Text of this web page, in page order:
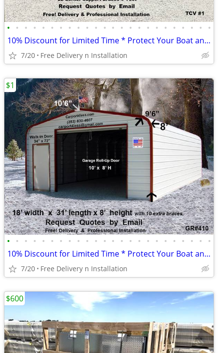
• • • • • • • • • • • • • • • • • • • • • • • •
10% Discount for Limited Time * Protect Your Boat and RV *
7/20 Free Delivery n Installation
• • • • • • • • • • • • • • • • • • • • • • • •
10% Discount for Limited Time * Protect Your Boat and RV *
7/20 Free Delivery n Installation
$1
$600